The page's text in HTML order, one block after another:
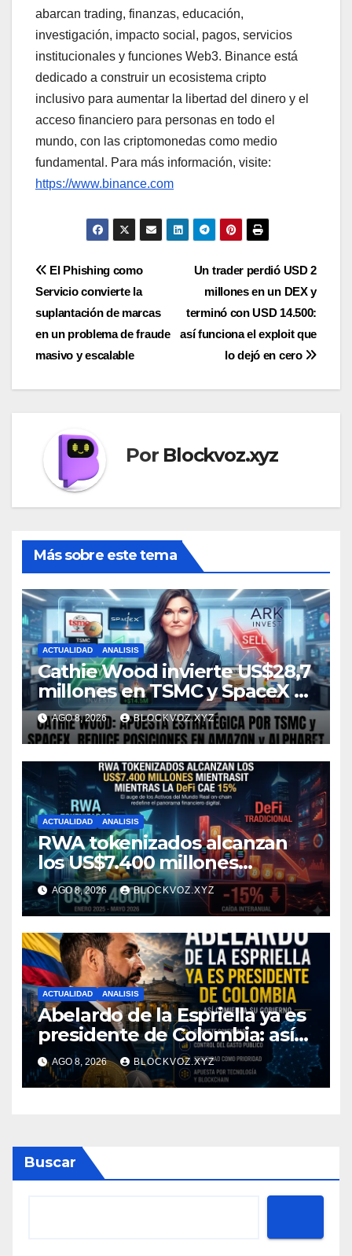
abarcan trading, finanzas, educación,
investigación, impacto social, pagos, servicios
institucionales y funciones Web3. Binance está
dedicado a construir un ecosistema cripto
inclusivo para aumentar la libertad del dinero y el
acceso financiero para personas en todo el
mundo, con las criptomonedas como medio
fundamental. Para más información, visite:
https://www.binance.com
Navegación
de
entradas
Un trader perdió USD 2
millones en un DEX y
terminó con USD 14.500:
así funciona el exploit que
lo dejó en cero
El Phishing como
Servicio convierte la
suplantación de marcas
en un problema de fraude
masivo y escalable
Por Blockvoz.xyz
Más sobre este tema
ACTUALIDAD ANALISIS
Cathie Wood invierte US$28,7
millones en TSMC y SpaceX y
reduce posiciones en
Amazon y Alphabet
AGO 8, 2026 BLOCKVOZ.XYZ
ACTUALIDAD ANALISIS
RWA tokenizados alcanzan
los US$7.400 millones
mientras la DeFi cae 15%
AGO 8, 2026 BLOCKVOZ.XYZ
ACTUALIDAD ANALISIS
Abelardo de la Espriella ya es
presidente de Colombia: así
comienza su gobierno y qué
puede cambiar para la
economía y el sector cripto
AGO 8, 2026 BLOCKVOZ.XYZ
Buscar